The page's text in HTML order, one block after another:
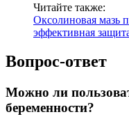
Читайте также:
Оксолиновая мазь
эффективная
Вопрос-ответ
Можно ли
беременности?